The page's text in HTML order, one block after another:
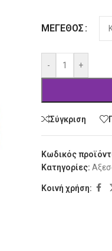
ΜΈΓΕΘΟΣ
- +
Alternative:
Σύγκριση
Κωδικός
Κατηγορίες:
Κοινή χρήση: